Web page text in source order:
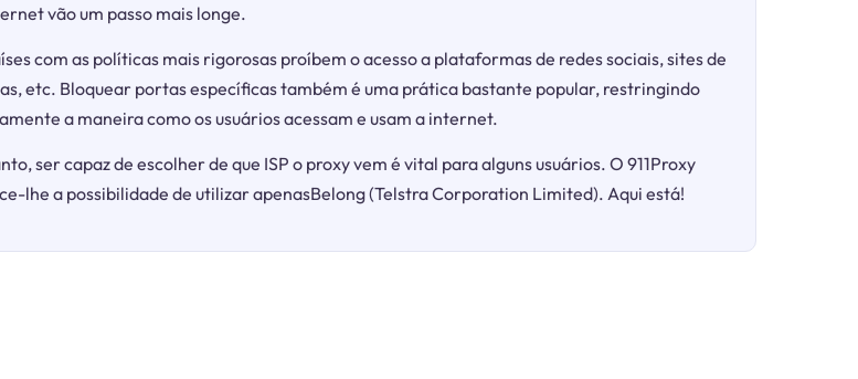
vão um passo mais longe.
com as políticas mais rigorosas proíbem o acesso a plataformas de redes sociais, sites de
etc. Bloquear portas específicas também é uma prática bastante popular, restringindo
a maneira como os usuários acessam e usam a internet.
ser capaz de escolher de que ISP o proxy vem é vital para alguns usuários. O 911Proxy
lhe a possibilidade de utilizar apenasBelong (Telstra Corporation Limited). Aqui está!